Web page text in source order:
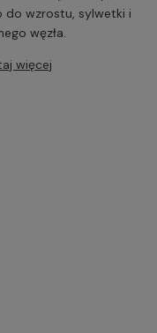
do wzrostu, sylwetki i
węzła.
więcej